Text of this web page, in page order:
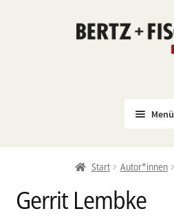
Zur
Zum
Menü
Coming Soon
Politik
Start Autor*innen
Gerrit Lembke